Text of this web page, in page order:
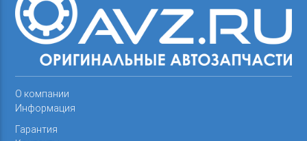
О компании
Информация
Гарантия